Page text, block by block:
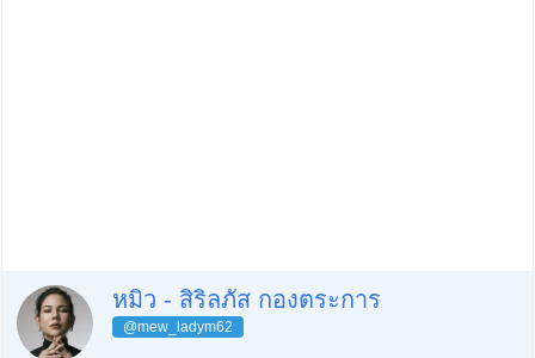
หมิว - สิริลภัส กองตระการ
@mew_ladym62